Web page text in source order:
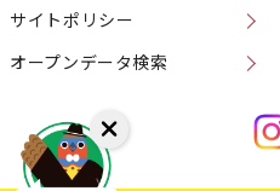
サイトポリシー
オープンデータ検索